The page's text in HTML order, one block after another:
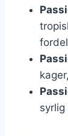
syrlig